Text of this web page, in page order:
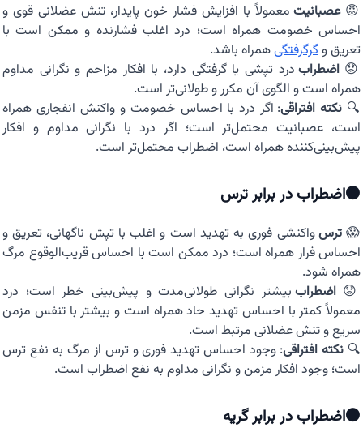
😡عصبانیت معمولاً با افزایش فشار خون پایدار، تنش عضلانی قوی و
احساس خصومت همراه است؛ درد اغلب فشارنده و ممکن است با
تعریق وگرگرفتگیهمراه باشد.
😟اضطراب درد تپشی یا گرفتگی دارد، با افکار مزاحم و نگرانی مداوم
همراه است و الگوی آن مکرر و طولانی‌تر است.
🔍 نکته افتراقی: اگر درد با احساس خصومت و واکنش انفجاری همراه
است، عصبانیت محتمل‌تر است؛ اگر درد با نگرانی مداوم و افکار
پیش‌بینی‌کننده همراه است، اضطراب محتمل‌تر است.
⚫اضطراب در برابر ترس
😱ترسواکنشی فوری به تهدید است و اغلب با تپش ناگهانی، تعریق و
احساس فرار همراه است؛ درد ممکن است با احساس قریب‌الوقوع مرگ
همراه شود.
😟اضطراب بیشتر نگرانی طولانی‌مدت و پیش‌بینی خطر است؛ درد
معمولاً کمتر با احساس تهدید حاد همراه است و بیشتر با تنفس مزمن
سریع و تنش عضلانی مرتبط است.
🔍 نکته افتراقی: وجود احساس تهدید فوری و ترس از مرگ به نفع ترس
است؛ وجود افکار مزمن و نگرانی مداوم به نفع اضطراب است.
⚫اضطراب در برابر گریه